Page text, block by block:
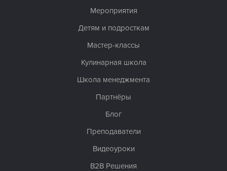
Мероприятия
Детям и подросткам
Мастер-классы
Кулинарная школа
Школа менеджмента
Партнёры
Блог
Преподаватели
Видеоуроки
B2B Решения